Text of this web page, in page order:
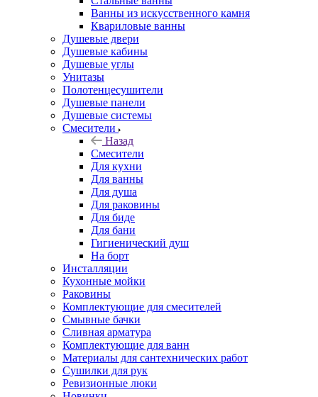
Ванны из искусственного камня
Квариловые ванны
Душевые двери
Душевые кабины
Душевые углы
Унитазы
Полотенцесушители
Душевые панели
Душевые системы
Смесители
Назад
Смесители
Для кухни
Для ванны
Для душа
Для раковины
Для биде
Для бани
Гигиенический душ
На борт
Инсталляции
Кухонные мойки
Раковины
Комплектующие для смесителей
Смывные бачки
Сливная арматура
Комплектующие для ванн
Материалы для сантехнических работ
Сушилки для рук
Ревизионные люки